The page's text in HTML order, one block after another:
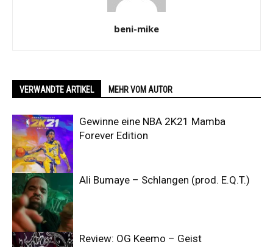
beni-mike
VERWANDTE ARTIKEL MEHR VOM AUTOR
Gewinne eine NBA 2K21 Mamba
Forever Edition
Ali Bumaye – Schlangen (prod. E.Q.T.)
Review: OG Keemo – Geist